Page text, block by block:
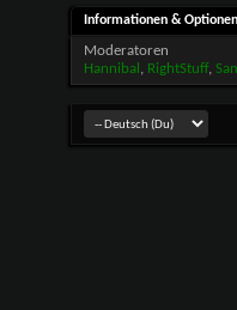
Informationen & Optionen
Moderatoren
Hannibal , RightStuff,